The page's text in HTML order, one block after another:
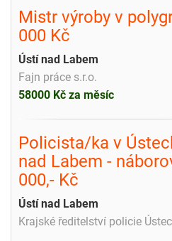
Mistr výroby v
000 Kč
Ústí nad Labem
Fajn práce s.r.o.
58000 Kč za měsíc
Policista/ka v
nad Labem -
000,- Kč
Ústí nad Labem
Krajské ředitelství policie